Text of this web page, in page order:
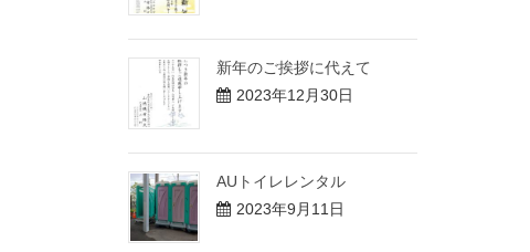
新年のご挨拶に代えて
2023年12月30日
AUトイレレンタル
2023年9月11日